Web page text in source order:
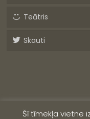
Teātris
Skauti
Šī tīmekļa vietne